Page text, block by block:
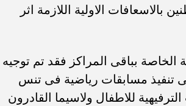
الاولية اللازمة اثر
الخاصة بباقى المراكز فقد تم توجيه
تنفيذ مسابقات رياضية فى تنس
للاطفال ولاسيما القادرون